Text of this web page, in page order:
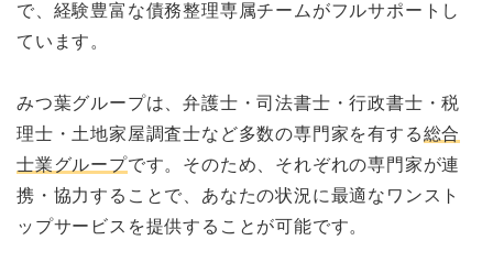
で、経験豊富な債務整理専属チームがフルサポートし
ています。
みつ葉グループは、弁護士・司法書士・行政書士・税
理士・土地家屋調査士など多数の専門家を有する総合
士業グループです。そのため、それぞれの専門家が連
携・協力することで、あなたの状況に最適なワンスト
ップサービスを提供することが可能です。